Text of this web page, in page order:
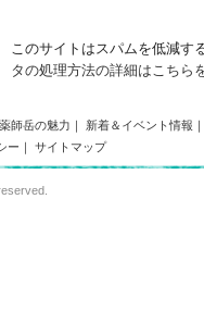
このサイトはスパムを低減す
タの処理方法の詳細はこちら
薬師岳の魅力 ｜ 新着＆イベント情報 ｜
ー ｜ サイトマップ